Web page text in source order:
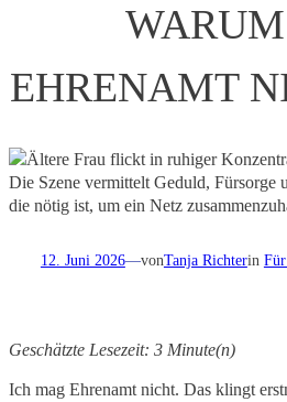
EHRENAMT
12. Juni 2026—vonTanja Richterin
Geschätzte Lesezeit: 3 Minute(n)
Ich mag Ehrenamt nicht. Das klingt